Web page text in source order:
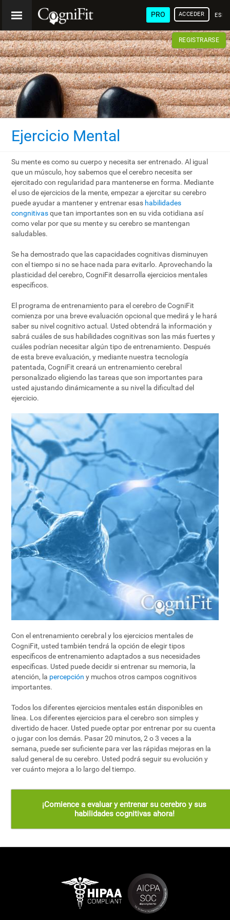
PRO ACCEDER
REGISTRARSE
Ejercicio Mental
Su mente es como su cuerpo y necesita ser entrenado. Al igual
que un músculo, hoy sabemos que el cerebro necesita ser
ejercitado con regularidad para mantenerse en forma. Mediante
el uso de ejercicios de la mente, empezar a ejercitar su cerebro
puede ayudar a mantener y entrenar esas habilidades
congnitivasque tan importantes son en su vida cotidiana así
como velar por que su mente y su cerebro se mantengan
saludables.
Se ha demostrado que las capacidades cognitivas disminuyen
con el tiempo si no se hace nada para evitarlo. Aprovechando la
plasticidad del cerebro, CogniFit desarrolla ejercicios mentales
específicos.
El programa de entrenamiento para el cerebro de CogniFit
comienza por una breve evaluación opcional que medirá y le hará
saber su nivel cognitivo actual. Usted obtendrá la información y
sabrá cuáles de sus habilidades cognitivas son las más fuertes y
cuáles podrían necesitar algún tipo de entrenamiento. Después
de esta breve evaluación, y mediante nuestra tecnología
patentada, CogniFit creará un entrenamiento cerebral
personalizado eligiendo las tareas que son importantes para
usted ajustando dinámicamente a su nivel la dificultad del
ejercicio.
Con el entrenamiento cerebral y los ejercicios mentales de
CogniFit, usted también tendrá la opción de elegir tipos
específicos de entrenamiento adaptados a sus necesidades
específicas. Usted puede decidir si entrenar su memoria, la
atención, la percepción y muchos otros campos cognitivos
importantes.
Todos los diferentes ejercicios mentales están disponibles en
línea. Los diferentes ejercicios para el cerebro son simples y
divertido de hacer. Usted puede optar por entrenar por su cuenta
o jugar con los demás. Pasar 20 minutos, 2 o 3 veces a la
semana, puede ser suficiente para ver las rápidas mejoras en la
salud general de su cerebro. Usted podrá seguir su evolución y
ver cuánto mejora a lo largo del tiempo.
¡Comience a evaluar y entrenar su cerebro y sus
habilidades cognitivas ahora!